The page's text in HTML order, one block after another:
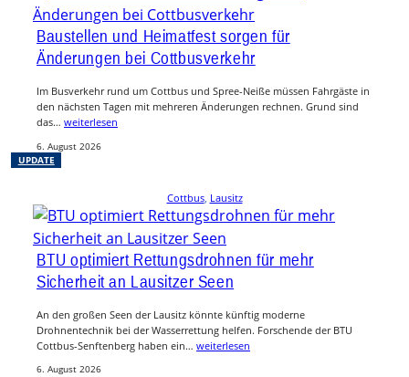
UPDATE
Baustellen und Heimatfest sorgen für
Änderungen bei Cottbusverkehr
Im Busverkehr rund um Cottbus und Spree-Neiße müssen Fahrgäste in
den nächsten Tagen mit mehreren Änderungen rechnen. Grund sind
das… weiterlesen
6. August 2026
Cottbus, Lausitz
BTU optimiert Rettungsdrohnen für mehr
Sicherheit an Lausitzer Seen
An den großen Seen der Lausitz könnte künftig moderne
Drohnentechnik bei der Wasserrettung helfen. Forschende der BTU
Cottbus-Senftenberg haben ein… weiterlesen
6. August 2026